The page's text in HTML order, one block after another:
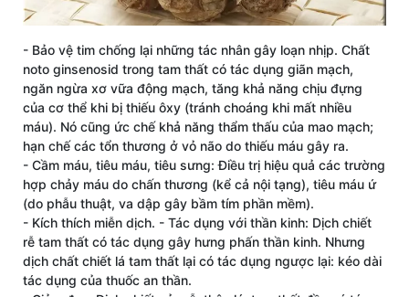
- Bảo vệ tim chống lại những tác nhân gây loạn nhịp. Chất
noto ginsenosid trong tam thất có tác dụng giãn mạch,
ngăn ngừa xơ vữa động mạch, tăng khả năng chịu đựng
của cơ thể khi bị thiếu ôxy (tránh choáng khi mất nhiều
máu). Nó cũng ức chế khả năng thẩm thấu của mao mạch;
hạn chế các tổn thương ở vỏ não do thiếu máu gây ra.
- Cầm máu, tiêu máu, tiêu sưng: Điều trị hiệu quả các trường
hợp chảy máu do chấn thương (kể cả nội tạng), tiêu máu ứ
(do phẫu thuật, va dập gây bầm tím phần mềm).
- Kích thích miễn dịch. - Tác dụng với thần kinh: Dịch chiết
rễ tam thất có tác dụng gây hưng phấn thần kinh. Nhưng
dịch chất chiết lá tam thất lại có tác dụng ngược lại: kéo dài
tác dụng của thuốc an thần.